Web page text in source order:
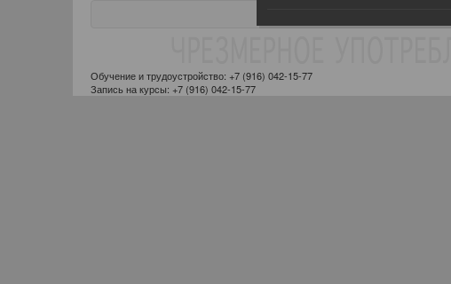
Обучение и трудоустройство: +7 (916) 042-15-77
Запись на курсы: +7 (916) 042-15-77